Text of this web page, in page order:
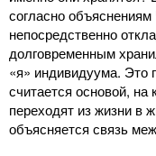
согласно объяснениям
непосредственно
долговременным
«я» индивидуума. Это
считается основой, на
переходят из жизни в
объясняется связь